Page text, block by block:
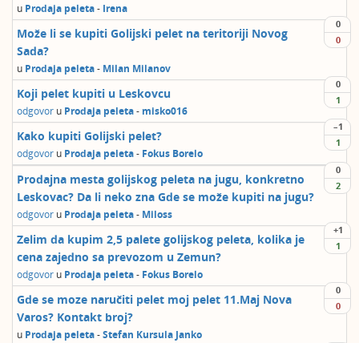
u Prodaja peleta- Irena
0
0
Može li se kupiti Golijski pelet na teritoriji Novog
Sada?
u Prodaja peleta- Milan Milanov
0
1
Koji pelet kupiti u Leskovcu
odgovor u Prodaja peleta- misko016
–1
1
Kako kupiti Golijski pelet?
odgovor u Prodaja peleta- Fokus Borelo
0
2
Prodajna mesta golijskog peleta na jugu, konkretno
Leskovac? Da li neko zna Gde se može kupiti na jugu?
odgovor u Prodaja peleta- Miloss
+1
1
Zelim da kupim 2,5 palete golijskog peleta, kolika je
cena zajedno sa prevozom u Zemun?
odgovor u Prodaja peleta- Fokus Borelo
0
0
Gde se moze naručiti pelet moj pelet 11.Maj Nova
Varos? Kontakt broj?
u Prodaja peleta-Stefan Kursula Janko